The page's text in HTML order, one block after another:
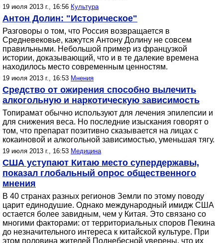
19 июля 2013 г., 16:56 Культура
Антон Долин: "Историческое"
Разговоры о том, что Россия возвращается в
Средневековье, кажутся Антону Долину не совсем
правильными. Небольшой пример из французкой
истории, доказывающий, что и в те далекие времена
находилось место современным ценностям.
19 июля 2013 г., 16:53 Мнения
Средство от ожирения способно вылечить
алкогольную и наркотическую зависимость
Топирамат обычно используют для лечения эпилепсии и
для снижения веса. Но последние изыскания говорят о
том, что препарат позитивно сказывается на лицах с
кокаиновой и алкогольной зависимостью, уменьшая тягу.
19 июля 2013 г., 16:53 Медицина
США уступают Китаю место супердержавы,
показал глобальный опрос общественного
мнения
В 40 странах разных регионов Земли по этому поводу
царит единодушие. Однако международный имидж США
остается более завидным, чем у Китая. Это связано со
многими факторами: от территориальных споров Пекина
до незначительного интереса к китайской культуре. При
этом половина жителей Поднебесной уверены, что их